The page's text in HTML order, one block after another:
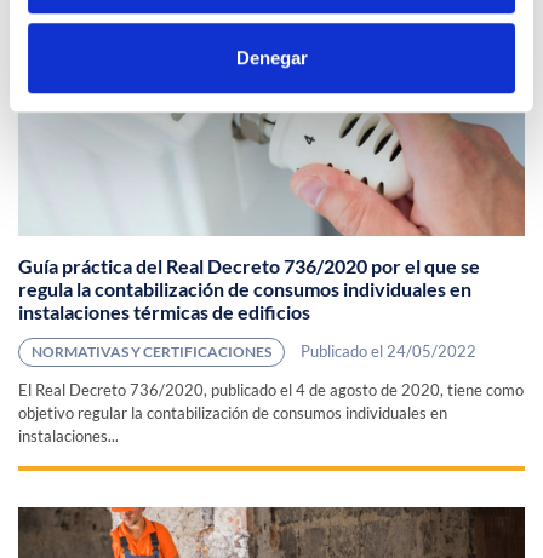
Denegar
Noticias relacionadas
Guía práctica del Real Decreto 736/2020 por el que se
regula la contabilización de consumos individuales en
instalaciones térmicas de edificios
NORMATIVAS Y CERTIFICACIONES
Publicado el 24/05/2022
El Real Decreto 736/2020, publicado el 4 de agosto de 2020, tiene como
objetivo regular la contabilización de consumos individuales en
instalaciones...